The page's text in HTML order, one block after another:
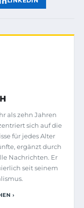
als zehn Jahren
sich auf die
für jedes Alter
ergänzt durch
Nachrichten. Er
seit seinem
›